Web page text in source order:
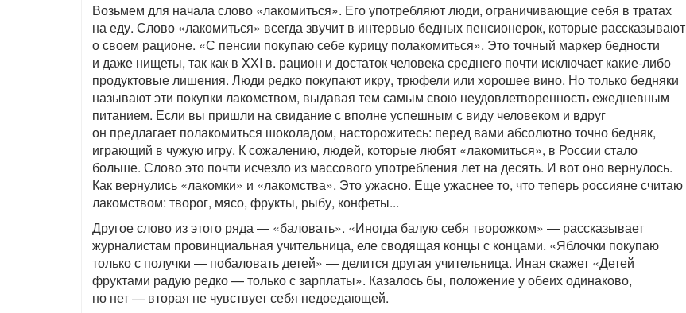
Возьмем для начала слово «лакомиться». Его употребляют люди, ограничивающие себя в тратах
на еду. Слово «лакомиться» всегда звучит в интервью бедных пенсионерок, которые рассказывают
о своем рационе. «С пенсии покупаю себе курицу полакомиться». Это точный маркер бедности
и даже нищеты, так как в XXI в. рацион и достаток человека среднего почти исключает какие-либо
продуктовые лишения. Люди редко покупают икру, трюфели или хорошее вино. Но только бедняки
называют эти покупки лакомством, выдавая тем самым свою неудовлетворенность ежедневным
питанием. Если вы пришли на свидание с вполне успешным с виду человеком и вдруг
он предлагает полакомиться шоколадом, насторожитесь: перед вами абсолютно точно бедняк,
играющий в чужую игру. К сожалению, людей, которые любят «лакомиться», в России стало
больше. Слово это почти исчезло из массового употребления лет на десять. И вот оно вернулось.
Как вернулись «лакомки» и «лакомства». Это ужасно. Еще ужаснее то, что теперь россияне считаю
лакомством: творог, мясо, фрукты, рыбу, конфеты...
Другое слово из этого ряда — «баловать». «Иногда балую себя творожком» — рассказывает
журналистам провинциальная учительница, еле сводящая концы с концами. «Яблочки покупаю
только с получки — побаловать детей» — делится другая учительница. Иная скажет «Детей
фруктами радую редко — только с зарплаты». Казалось бы, положение у обеих одинаково,
но нет — вторая не чувствует себя недоедающей.